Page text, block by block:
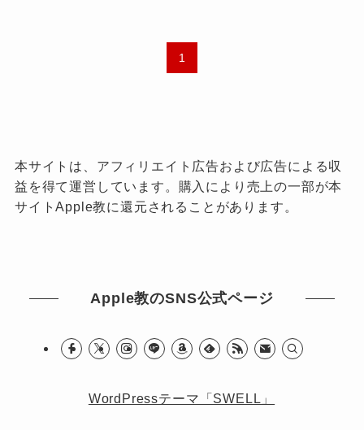
1
本サイトは、アフィリエイト広告および広告による収
益を得て運営しています。購入により売上の一部が本
サイトApple教に還元されることがあります。
Apple教のSNS公式ページ
WordPressテーマ「SWELL」